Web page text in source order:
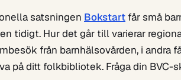
satsningen Bokstart får små
tidigt. Hur det går till varierar
från barnhälsovården, i andra
på ditt folkbibliotek. Fråga din BVC-